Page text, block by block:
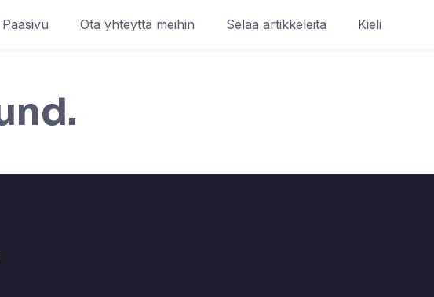
Pääsivu Ota yhteyttä meihin Selaa artikkeleita Kieli